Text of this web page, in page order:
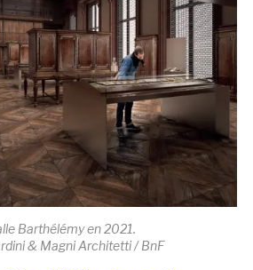
Barthélémy en 2021.
& Magni Architetti / BnF